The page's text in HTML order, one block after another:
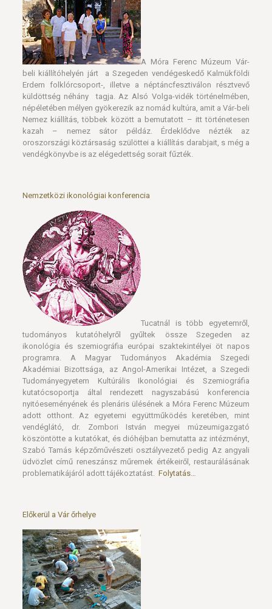
A Móra Ferenc Múzeum Vár-
beli kiállítóhelyén járt a Szegeden vendégeskedő Kalmükföldi
Erdem folklórcsoport-, illetve a néptáncfesztiválon résztvevő
küldöttség néhány tagja. Az Alsó Volga-vidék történelmében,
népéletében mélyen gyökerezik az nomád kultúra, amit a Vár-beli
Nemez kiállítás, többek között a bemutatott – itt történetesen
kazah – nemez sátor példáz. Érdeklődve nézték az
oroszországi köztársaság szülöttei a kiállítás darabjait, s még a
vendégkönyvbe is az elégedettség sorait fűzték.
Nemzetközi ikonológiai konferencia
Tucatnál is több egyetemről,
tudományos kutatóhelyről gyűltek össze Szegeden az
ikonológia és szemiográfia európai szaktekintélyei öt napos
programra. A Magyar Tudományos Akadémia Szegedi
Akadémiai Bizottsága, az Angol-Amerikai Intézet, a Szegedi
Tudományegyetem Kultúrális Ikonológiai és Szemiográfia
kutatócsoportja által rendezett nagyszabású konferencia
nyitóeseményének és plenáris ülésének a Móra Ferenc Múzeum
adott otthont. Az egyetemi együttműködés keretében, mint
vendéglátó, dr. Zombori István megyei múzeumigazgató
köszöntötte a kutatókat, és dióhéjban bemutatta az intézményt,
Szabó Tamás képzőművészeti osztályvezető pedig Az angyali
üdvözlet című reneszánsz műremek értékeiről, restaurálásának
problematikájáról adott tájékoztatást.Folytatás…
Előkerül a Vár őrhelye
középkori szegedi vár ásatásán. A vártemplom nyugati oldalán
került felszínre az objektum egykori őrhelye. A vártemplomot a
török hódítások idején, mint keresztény templomot nem